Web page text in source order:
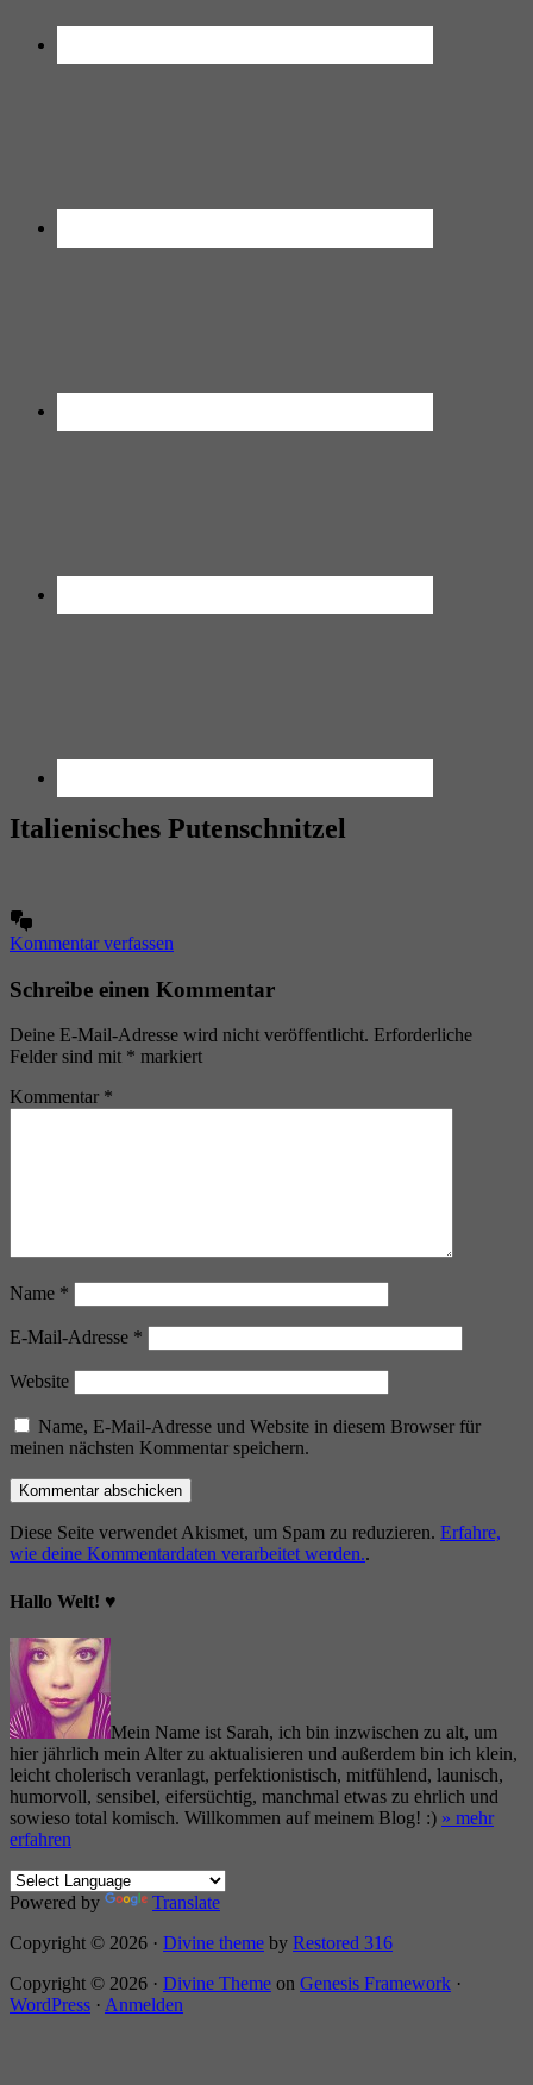
Italienisches Putenschnitzel
Kommentar verfassen
Schreibe einen Kommentar
Deine E-Mail-Adresse wird nicht veröffentlicht. Erforderliche
Felder sind mit * markiert
Kommentar *
Name *
E-Mail-Adresse *
Website
Name, E-Mail-Adresse und Website in diesem Browser für
meinen nächsten Kommentar speichern.
Diese Seite verwendet Akismet, um Spam zu reduzieren. Erfahre,
wie deine Kommentardaten verarbeitet werden..
Hallo Welt! ♥
Mein Name ist Sarah, ich bin inzwischen zu alt, um
hier jährlich mein Alter zu aktualisieren und außerdem bin ich klein,
leicht cholerisch veranlagt, perfektionistisch, mitfühlend, launisch,
humorvoll, sensibel, eifersüchtig, manchmal etwas zu ehrlich und
sowieso total komisch. Willkommen auf meinem Blog! :) » mehr
erfahren
Powered by
Translate
Copyright © 2026 · Divine theme by Restored 316
Copyright © 2026 · Divine Theme on Genesis Framework ·
WordPress · Anmelden